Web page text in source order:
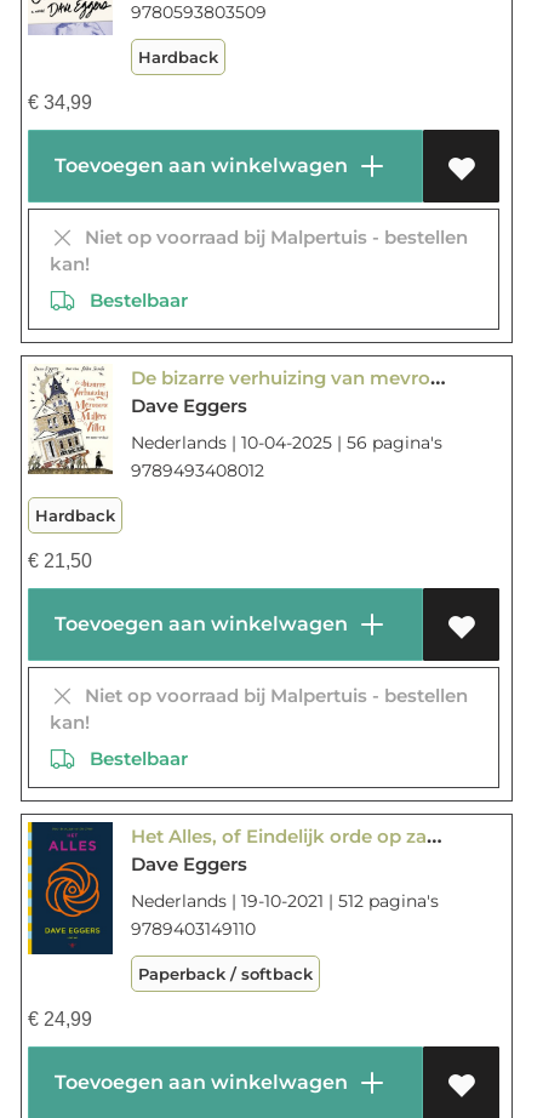
9780593803509
Hardback
€34,99
Toevoegen aan winkelwagen
Niet op voorraad bij Malpertuis - bestellen
kan!
Bestelbaar
De bizarre verhuizing van mevrouw Millers villa
Dave Eggers
Nederlands | 10-04-2025 | 56 pagina's
9789493408012
Hardback
€21,50
Toevoegen aan winkelwagen
Niet op voorraad bij Malpertuis - bestellen
kan!
Bestelbaar
Het Alles, of Eindelijk orde op zaken, of De laatste dagen der vrije wil, of De wereld gaat aan onbeperkte keuze ten onder
Dave Eggers
Nederlands | 19-10-2021 | 512 pagina's
9789403149110
Paperback / softback
€24,99
Toevoegen aan winkelwagen